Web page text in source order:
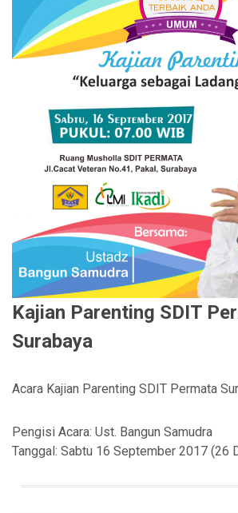
Kajian Parenting SDIT
Surabaya
Acara Kajian Parenting SDIT Permata
Pengisi Acara: Ust. Bangun Samudra
Tanggal: Sabtu 16 September 2017 (26